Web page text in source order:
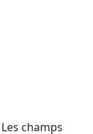
Les champs